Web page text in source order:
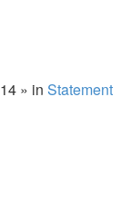
» in Statement